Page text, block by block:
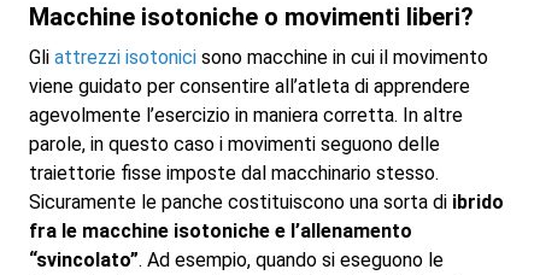
Macchine isotoniche o movimenti liberi?
Gli attrezzi isotonici sono macchine in cui il movimento
viene guidato per consentire all’atleta di apprendere
agevolmente l’esercizio in maniera corretta. In altre
parole, in questo caso i movimenti seguono delle
traiettorie fisse imposte dal macchinario stesso.
Sicuramente le panche costituiscono una sorta di ibrido
fra le macchine isotoniche e l’allenamento
“svincolato”. Ad esempio, quando si eseguono le